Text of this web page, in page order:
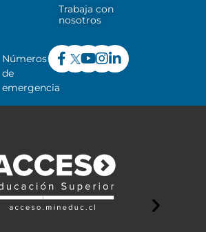
Trabaja con
nosotros
Números
de
emergencia